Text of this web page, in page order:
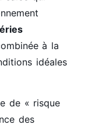
à la
idéales
de « risque
des